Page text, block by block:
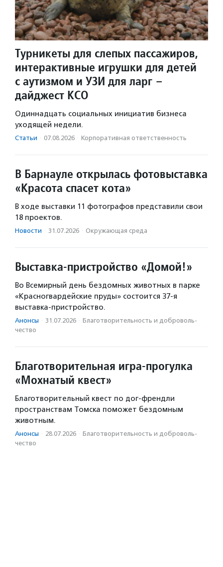
Турникеты для слепых пассажиров,
интерактивные игрушки для детей
с аутизмом и УЗИ для ларг –
дайджест КСО
Одиннадцать социальных инициатив бизнеса
уходящей недели.
Статьи · 07.08.2026 · Корпоративная ответственность
В Барнауле открылась фотовыставка
«Красота спасет кота»
В ходе выставки 11 фотографов представили свои
18 проектов.
Новости · 31.07.2026 · Окружающая среда
Выставка-пристройство «Домой!»
Во Всемирный день бездомных животных в парке
«Красногвардейские пруды» состоится 37-я
выставка-пристройство.
Анонсы · 31.07.2026 · Благотвори­тель­ность и доброволь­
чест­во
Благотворительная игра-прогулка
«Мохнатый квест»
Благотворительный квест по дог-френдли
пространствам Томска поможет бездомным
животным.
Анонсы · 28.07.2026 · Благотвори­тель­ность и доброволь­
чест­во